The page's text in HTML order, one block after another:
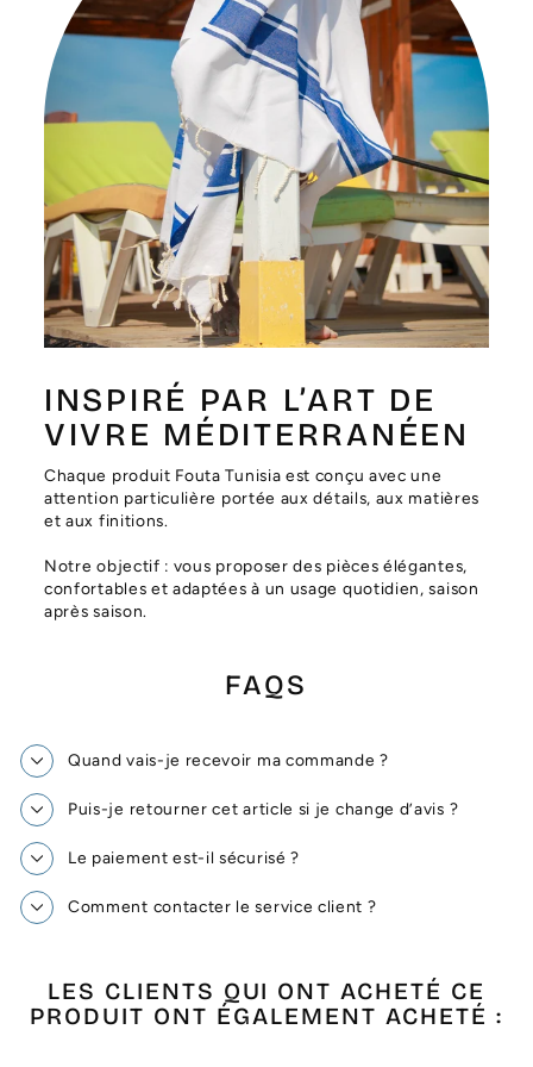
INSPIRÉ PAR L’ART DE
VIVRE MÉDITERRANÉEN
Chaque produit Fouta Tunisia est conçu avec une
attention particulière portée aux détails, aux matières
et aux finitions.
Notre objectif : vous proposer des pièces élégantes,
confortables et adaptées à un usage quotidien, saison
après saison.
FAQS
Quand vais-je recevoir ma commande ?
Puis-je retourner cet article si je change d’avis ?
Le paiement est-il sécurisé ?
Comment contacter le service client ?
LES CLIENTS QUI ONT ACHETÉ CE
PRODUIT ONT ÉGALEMENT ACHETÉ :